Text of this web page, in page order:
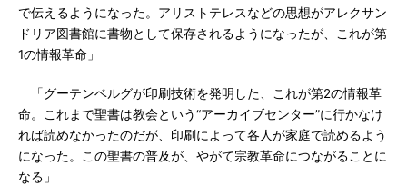
で伝えるようになった。アリストテレスなどの思想がアレクサン
ドリア図書館に書物として保存されるようになったが、これが第
1の情報革命」
「グーテンベルグが印刷技術を発明した、これが第2の情報革
命。これまで聖書は教会という“アーカイブセンター”に行かなけ
れば読めなかったのだが、印刷によって各人が家庭で読めるよう
になった。この聖書の普及が、やがて宗教革命につながることに
なる」